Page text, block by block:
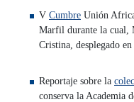
V Cumbre Unión
Marfil durante la cual,
Cristina, desplegado
Reportaje sobre la
conserva la Academia